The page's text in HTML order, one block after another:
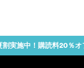
割実施中！購読料20％オ